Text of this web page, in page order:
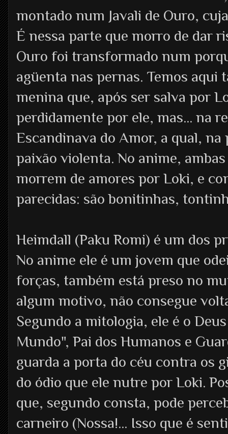
montado num Javali de Ouro,
É nessa parte que morro de dar
Ouro foi transformado num
agüenta nas pernas. Temos aqui
menina que, após ser salva por
perdidamente por ele, mas... na
Escandinava do Amor, a qual, na
paixão violenta. No anime,
morrem de amores por Loki, e
parecidas: são bonitinhas,
Heimdall (Paku Romi) é um dos
No anime ele é um jovem que
forças, também está preso no
algum motivo, não consegue
Segundo a mitologia, ele é o
Mundo", Pai dos Humanos e
guarda a porta do céu contra os
do ódio que ele nutre por Loki.
que, segundo consta, pode
carneiro (Nossa!... Isso que é